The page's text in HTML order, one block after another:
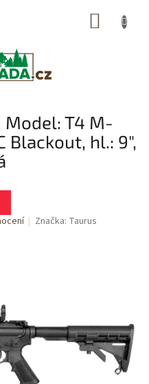
Model: T4 M-
Blackout, hl.: 9",
Značka: Taurus